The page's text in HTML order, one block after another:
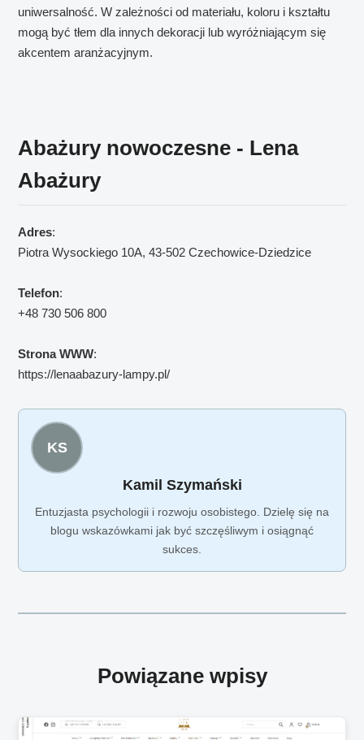
uniwersalność. W zależności od materiału, koloru i kształtu
mogą być tłem dla innych dekoracji lub wyróżniającym się
akcentem aranżacyjnym.
Abażury nowoczesne - Lena
Abażury
Adres:
Piotra Wysockiego 10A, 43-502 Czechowice-Dziedzice
Telefon:
+48 730 506 800
Strona WWW:
https://lenaabazury-lampy.pl/
KS
Kamil Szymański
Entuzjasta psychologii i rozwoju osobistego. Dzielę się na
blogu wskazówkami jak być szczęśliwym i osiągnąć
sukces.
Powiązane wpisy